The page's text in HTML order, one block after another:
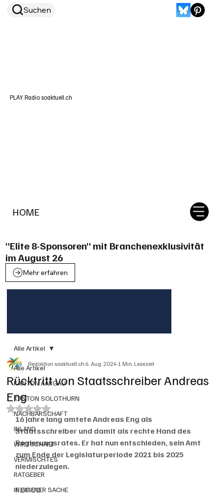
HOME
Suchen
PLAY Radio soaktuell.ch
"Elite 8-Sponsoren" mit Branchenexklusivität
im August 26
Mehr erfahren
Alle Artikel
KANTON AARGAU
KANTON SOLOTHURN
NACHBARSCHAFT
INLAND
WIRTSCHAFT
VERMISCHTES
RATGEBER
IN EIGENER SACHE
Alle Artikel
Rücktritt von Staatsschreiber Andreas
Eng
Redaktion soaktuell.ch6. Aug. 20241 Min. Lesezeit
Mit NaN von 5 Sternen bewertet.
16 Jahre lang amtete Andreas Eng als
Staatsschreiber und damit als rechte Hand des
Regierungsrates. Er hat nun entschieden, sein Amt
zum Ende der Legislaturperiode 2021 bis 2025
niederzulegen.
FDP SO